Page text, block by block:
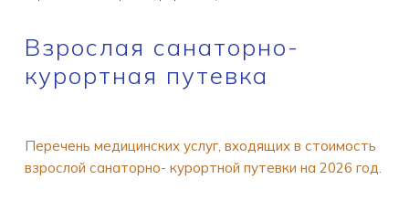
Взрослая санаторно-
курортная путевка
Перечень медицинских услуг, входящих в стоимость
взрослой санаторно- курортной путевки на 2026 год.